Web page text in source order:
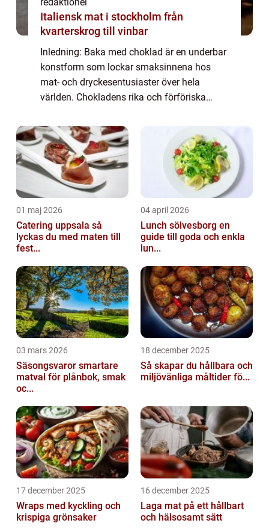
Italiensk mat i stockholm från
kvarterskrog till vinbar
Inledning: Baka med choklad är en underbar
konstform som lockar smaksinnena hos
mat- och dryckesentusiaster över hela
världen. Chokladens rika och förföriska
bakverk till nya höjder. Här kommer vi att
utforska en ö...
01 maj 2026
Catering uppsala så
lyckas du med maten till
fest...
04 april 2026
Lunch sölvesborg en
guide till goda och enkla
lun...
03 mars 2026
Säsongsvaror smartare
matval för plånbok, smak
oc...
18 december 2025
Så skapar du hållbara och
miljövänliga måltider fö...
17 december 2025
Wraps med kyckling och
krispiga grönsaker
16 december 2025
Laga mat på ett hållbart
och hälsosamt sätt